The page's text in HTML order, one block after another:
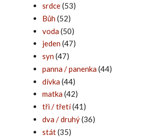
srdce(53)
Bůh(52)
voda(50)
jeden(47)
syn(47)
panna / panenka(44)
dívka(44)
matka(42)
tři / třetí(41)
dva / druhý(36)
stát(35)